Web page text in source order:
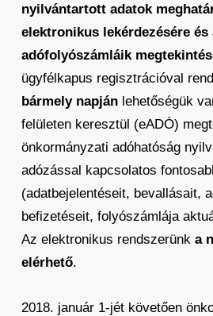
nyilvántartott adatok
elektronikus lekérdezésére és
adófolyószámláik
ügyfélkapus regisztrációval
bármely napjánlehetőségük
felületen keresztül (eADÓ)
önkormányzati adóhatóság
adózással kapcsolatos
(adatbejelentéseit, bevallásait,
befizetéseit, folyószámlája
Az elektronikus rendszerünk a
elérhető.
2018. január 1-jét követően